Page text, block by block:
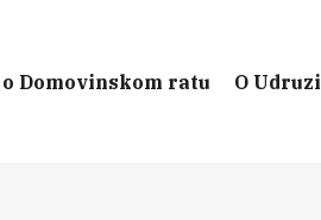
Domovinskom ratu O Udruzi